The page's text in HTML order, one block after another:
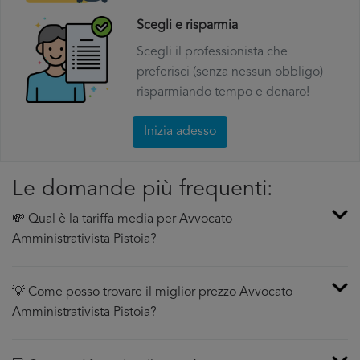
Scegli e risparmia
Scegli il professionista che
preferisci (senza nessun obbligo)
risparmiando tempo e denaro!
Inizia adesso
Le domande più frequenti:
💸 Qual è la tariffa media per Avvocato
Amministrativista Pistoia?
💡 Come posso trovare il miglior prezzo Avvocato
Amministrativista Pistoia?